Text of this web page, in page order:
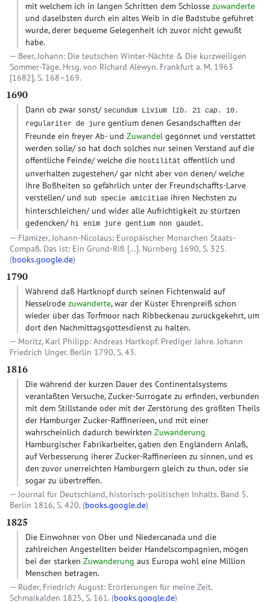
mit welchem ich in langen Schritten dem Schlosse zuwanderte
und daselbsten durch ein altes Weib in die Badstube geführet
wurde, derer bequeme Gelegenheit ich zuvor nicht gewußt
habe.
Beer, Johann: Die teutschen Winter-Nächte & Die kurzweiligen
Sommer-Täge. Hrsg. von Richard Alewyn. Frankfurt a. M. 1963
[1682], S. 168–169.
1690
Dann ob zwar sonst/ secundum Livium lib. 21 cap.
10.
regulariter de jure gentium denen Gesandschafften der
Freunde ein freyer Ab- und Zuwandel gegönnet und verstattet
werden solle/ so hat doch solches nur seinen Verstand auf die
offentliche Feinde/ welche die hostilität offentlich und
unverhalten zugestehen/ gar nicht aber von denen/ welche
ihre Boßheiten so gefährlich unter der Freundschaffts-Larve
verstellen/ und sub specie amicitiae ihren Nechsten zu
hinterschleichen/ und wider alle Aufrichtigkeit zu stürtzen
gedencken/ hi enim jure gentium non gaudet.
Flämizer, Johann-Nicolaus: Europäischer Monarchen Staats-
Compaß. Das ist: Ein Grund-Riß […]. Nürnberg 1690, S. 325.
(books.google.de)
1790
Während daß Hartknopf durch seinen Fichtenwald auf
Nesselrode zuwanderte, war der Küster Ehrenpreiß schon
wieder über das Torfmoor nach Ribbeckenau zurückgekehrt, um
dort den Nachmittagsgottesdienst zu halten.
Moritz, Karl Philipp: Andreas Hartkopf. Prediger Jahre. Johann
Friedrich Unger. Berlin 1790, S. 43.
1816
Die während der kurzen Dauer des Continentalsystems
veranlaßten Versuche, Zucker-Surrogate zu erfinden, verbunden
mit dem Stillstande oder mit der Zerstörung des größten Theils
der Hamburger Zucker-Raffinerieen, und mit einer
wahrscheinlich dadurch bewirkten Zuwanderung
Hamburgischer Fabrikarbeiter, gaben den Engländern Anlaß,
auf Verbesserung iherer Zucker-Raffinerieen zu sinnen, und es
den zuvor unerreichten Hamburgern gleich zu thun, oder sie
sogar zu übertreffen.
Journal für Deutschland, historisch-politischen Inhalts. Band 5.
Berlin 1816, S. 420. (books.google.de)
1825
Die Einwohner von Ober und Niedercanada und die
zahlreichen Angestellten beider Handelscompagnien, mögen
bei der starken Zuwanderung aus Europa wohl eine Million
Menschen betragen.
Rüder, Friedrich August: Erörterungen für meine Zeit.
Schmalkalden 1825, S. 161. (books.google.de)